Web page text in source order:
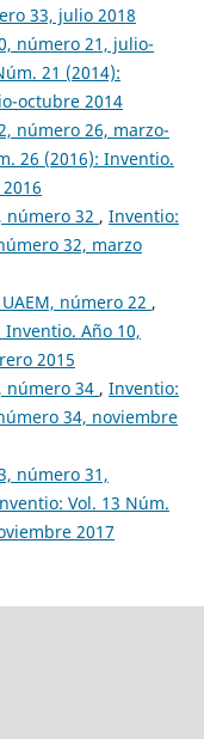
33, julio 2018
número 21, julio-
21 (2014):
octubre 2014
número 26, marzo-
26 (2016): Inventio.
número 32 , Inventio:
32, marzo
número 22 ,
Año 10,
2015
número 34 , Inventio:
34, noviembre
número 31,
Vol. 13 Núm.
2017